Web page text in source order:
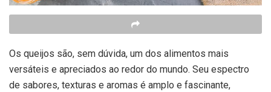
Os queijos são, sem dúvida, um dos alimentos mais
versáteis e apreciados ao redor do mundo. Seu espectro
de sabores, texturas e aromas é amplo e fascinante,